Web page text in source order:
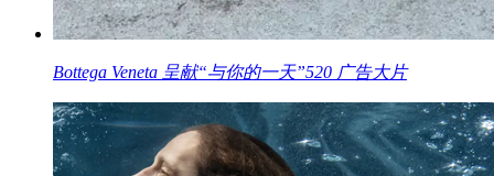
Bottega Veneta 呈献“与你的一天”520 广告大片